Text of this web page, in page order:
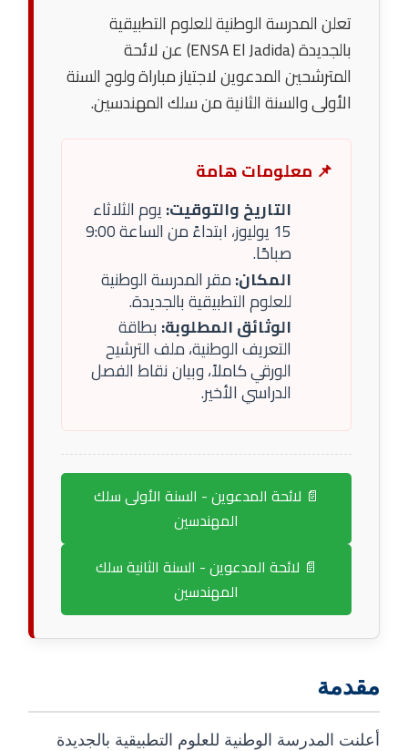
تعلن المدرسة الوطنية للعلوم التطبيقية
بالجديدة (ENSA El Jadida) عن لائحة
المترشحين المدعوين لاجتياز مباراة ولوج السنة
الأولى والسنة الثانية من سلك المهندسين.
📌 معلومات هامة
التاريخ والتوقيت:يوم الثلاثاء
15 يوليوز، ابتداءً من الساعة 9:00
صباحًا.
المكان:مقر المدرسة الوطنية
للعلوم التطبيقية بالجديدة.
الوثائق المطلوبة: بطاقة
التعريف الوطنية، ملف الترشيح
الورقي كاملاً، وبيان نقاط الفصل
الدراسي الأخير.
📄 لائحة المدعوين - السنة الأولى سلك
المهندسين
📄 لائحة المدعوين - السنة الثانية سلك
المهندسين
مقدمة
أعلنت المدرسة الوطنية للعلوم التطبيقية بالجديدة